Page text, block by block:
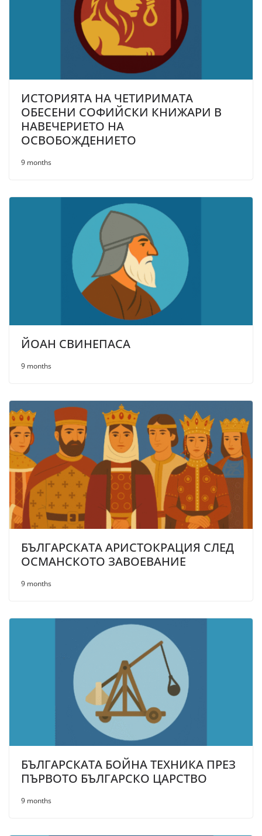
ИСТОРИЯТА НА ЧЕТИРИМАТА
ОБЕСЕНИ СОФИЙСКИ КНИЖАРИ В
НАВЕЧЕРИЕТО НА
ОСВОБОЖДЕНИЕТО
9 months
ЙОАН СВИНЕПАСА
9 months
БЪЛГАРСКАТА АРИСТОКРАЦИЯ СЛЕД
ОСМАНСКОТО ЗАВОЕВАНИЕ
9 months
БЪЛГАРСКАТА БОЙНА ТЕХНИКА ПРЕЗ
ПЪРВОТО БЪЛГАРСКО ЦАРСТВО
9 months